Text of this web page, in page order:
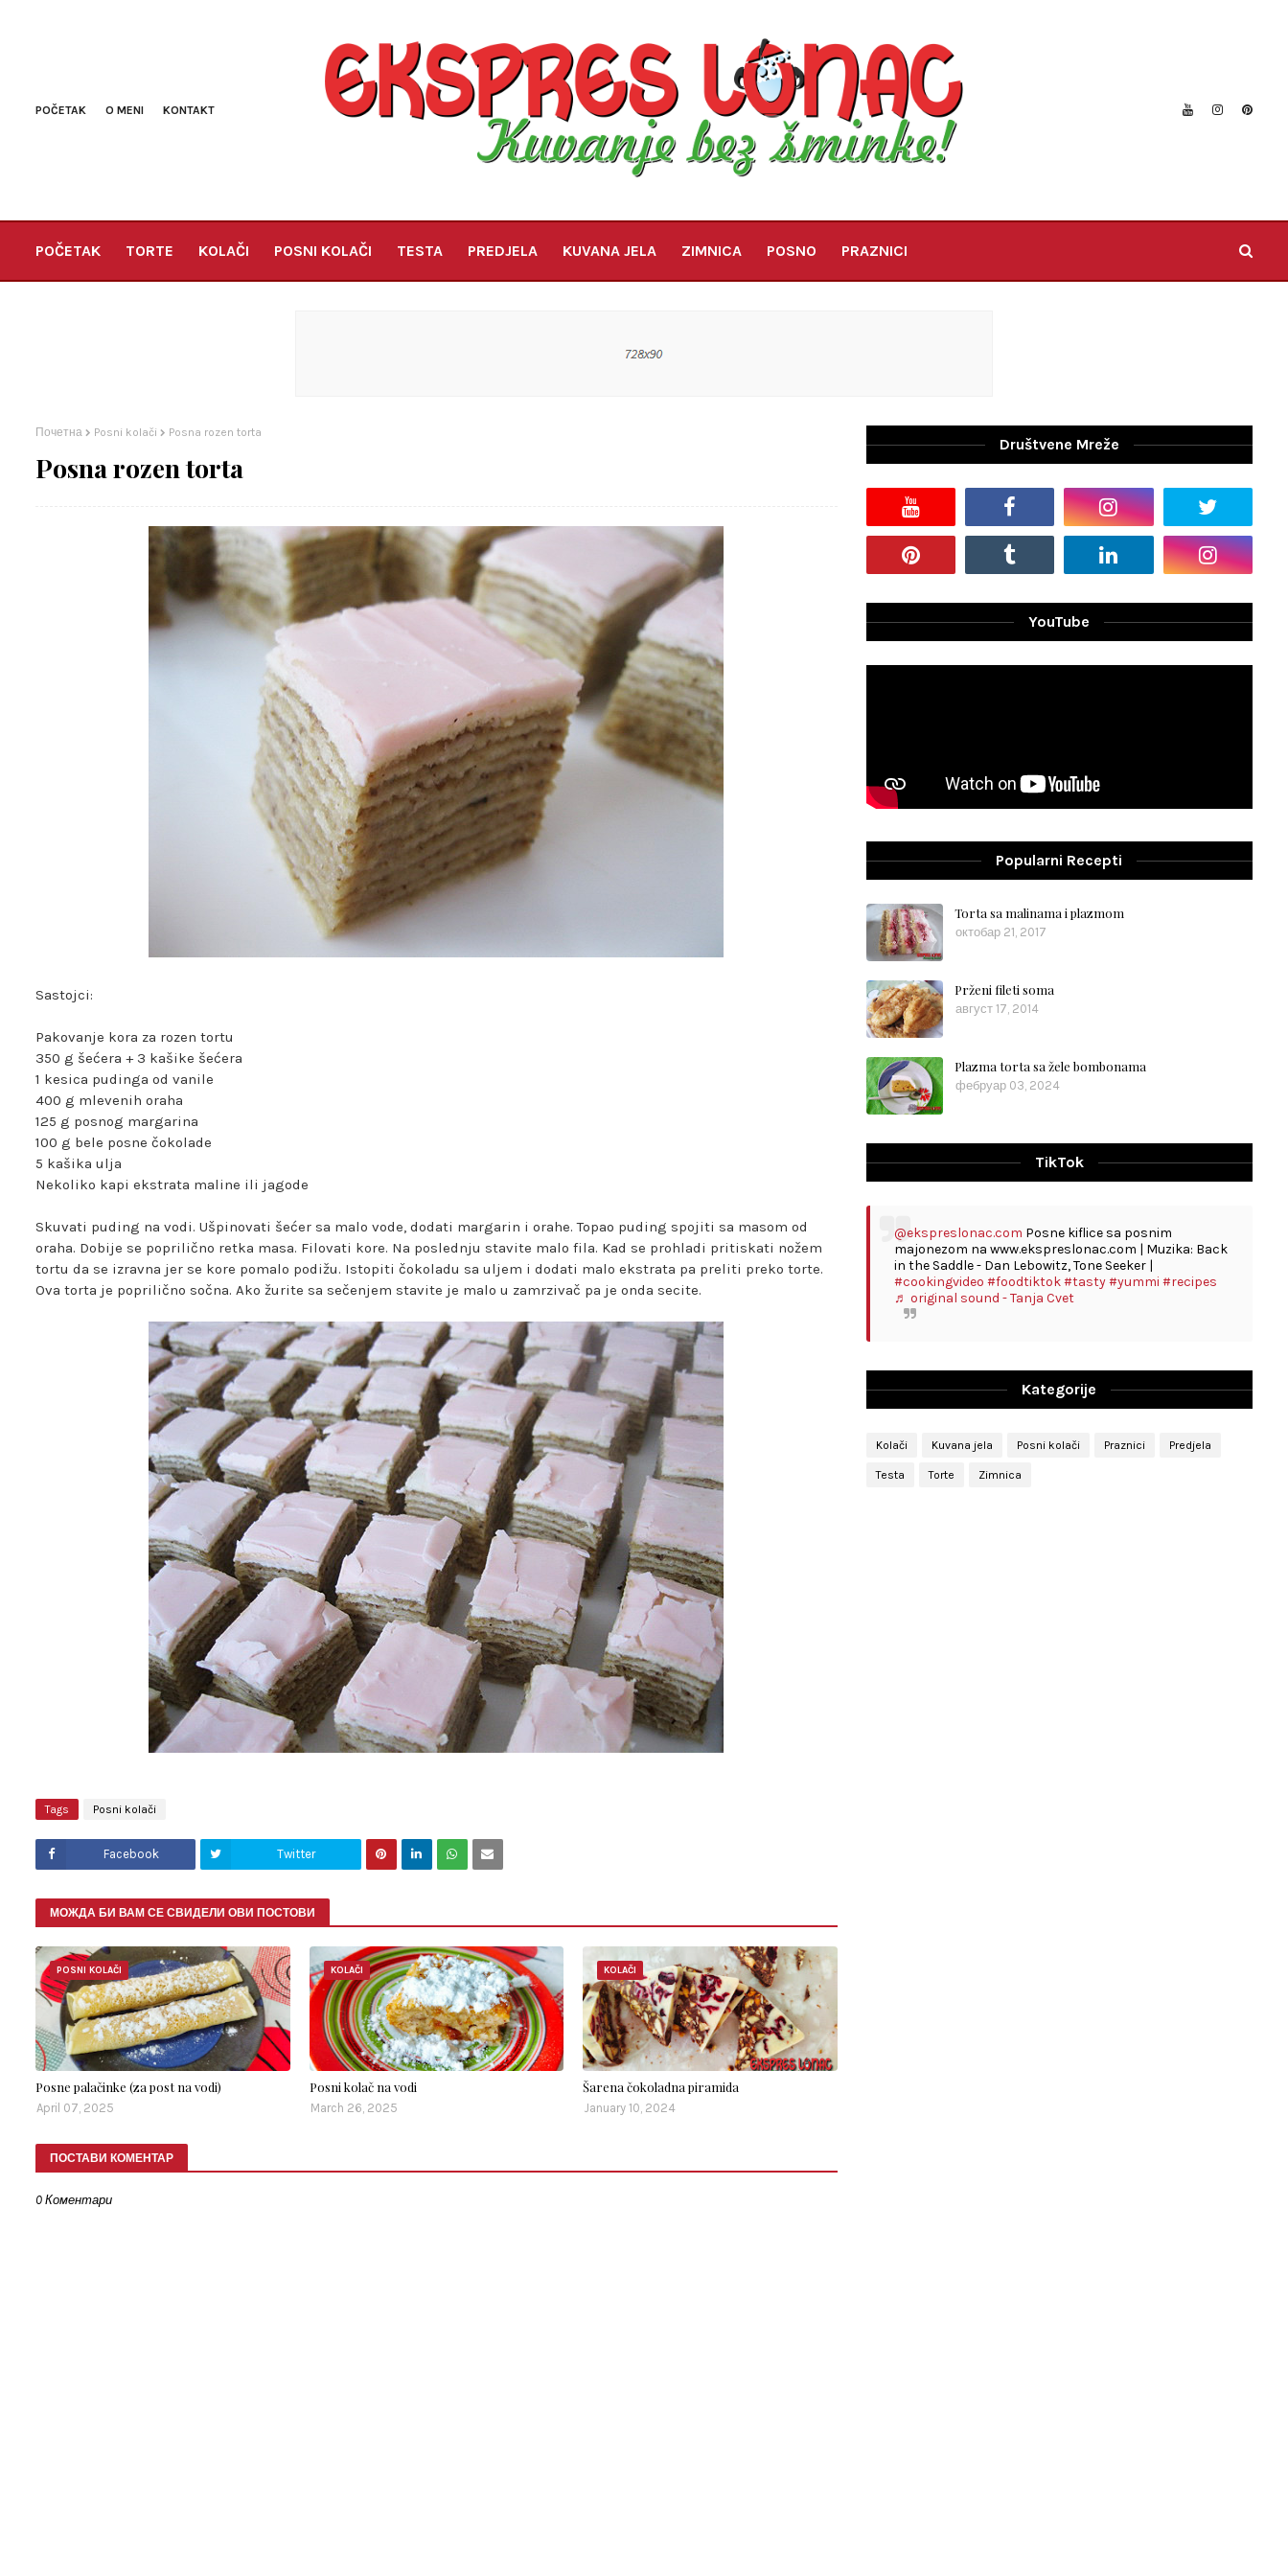
POČETAK O MENI KONTAKT
POČETAK TORTE KOLAČI POSNI KOLAČI TESTA PREDJELA KUVANA JELA ZIMNICA POSNO PRAZNICI
Почетна Posni kolači Posna rozen torta
Posna rozen torta
Sastojci:
Pakovanje kora za rozen tortu
350 g šećera + 3 kašike šećera
1 kesica pudinga od vanile
400 g mlevenih oraha
125 g posnog margarina
100 g bele posne čokolade
5 kašika ulja
Nekoliko kapi ekstrata maline ili jagode
Skuvati puding na vodi. Ušpinovati šećer sa malo vode, dodati margarin i orahe. Topao puding spojiti sa masom od
oraha. Dobije se poprilično retka masa. Filovati kore. Na poslednju stavite malo fila. Kad se prohladi pritiskati nožem
tortu da se izravna jer se kore pomalo podižu. Istopiti čokoladu sa uljem i dodati malo ekstrata pa preliti preko torte.
Ova torta je poprilično sočna. Ako žurite sa sečenjem stavite je malo u zamrzivač pa je onda secite.
Tags Posni kolači
Facebook Twitter
МОЖДА БИ ВАМ СЕ СВИДЕЛИ ОВИ ПОСТОВИ
POSNI KOLAČI
Posne palačinke (za post na vodi)
April 07, 2025
KOLAČI
Posni kolač na vodi
March 26, 2025
KOLAČI
Šarena čokoladna piramida
January 10, 2024
ПОСТАВИ КОМЕНТАР
0 Коментари
Društvene Mreže
YouTube
Popularni Recepti
Torta sa malinama i plazmom
октобар 21, 2017
Prženi fileti soma
август 17, 2014
Plazma torta sa žele bombonama
фебруар 03, 2024
TikTok
@ekspreslonac.com Posne kiflice sa posnim
majonezom na www.ekspreslonac.com | Muzika: Back
in the Saddle - Dan Lebowitz, Tone Seeker |
#cookingvideo #foodtiktok#tasty#yummi #recipes
♬ original sound - Tanja Cvet
Kategorije
Kolači Kuvana jela Posni kolači Praznici Predjela
Testa Torte Zimnica